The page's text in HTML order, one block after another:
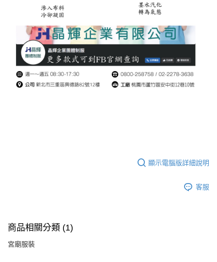
顯示電腦版詳細說明
客服
商品相關分類 (1)
宮廟服裝